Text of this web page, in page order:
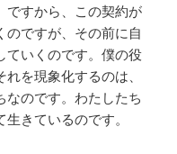
ですから、この契約が
のですが、その前に自
ていくのです。僕の役
を現象化するのは、
なのです。わたしたち
きているのです。